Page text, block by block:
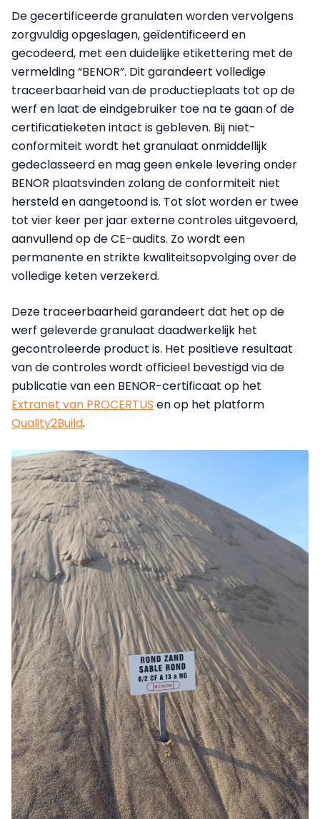
De gecertificeerde granulaten worden vervolgens
zorgvuldig opgeslagen, geïdentificeerd en
gecodeerd, met een duidelijke etikettering met de
vermelding “BENOR”. Dit garandeert volledige
traceerbaarheid van de productieplaats tot op de
werf en laat de eindgebruiker toe na te gaan of de
certificatieketen intact is gebleven. Bij niet-
conformiteit wordt het granulaat onmiddellijk
gedeclasseerd en mag geen enkele levering onder
BENOR plaatsvinden zolang de conformiteit niet
hersteld en aangetoond is. Tot slot worden er twee
tot vier keer per jaar externe controles uitgevoerd,
aanvullend op de CE-audits. Zo wordt een
permanente en strikte kwaliteitsopvolging over de
volledige keten verzekerd.
Deze traceerbaarheid garandeert dat het op de
werf geleverde granulaat daadwerkelijk het
gecontroleerde product is. Het positieve resultaat
van de controles wordt officieel bevestigd via de
publicatie van een BENOR-certificaat op het
Extranet van PROCERTUS en op het platform
Quality2Build.